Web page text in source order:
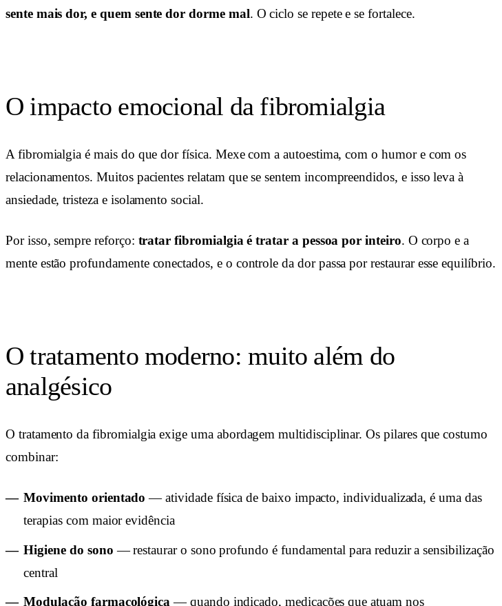
sente mais dor, e quem sente dor dorme mal. O ciclo se repete e se fortalece.
O impacto emocional da fibromialgia
A fibromialgia é mais do que dor física. Mexe com a autoestima, com o humor e com os
relacionamentos. Muitos pacientes relatam que se sentem incompreendidos, e isso leva à
ansiedade, tristeza e isolamento social.
Por isso, sempre reforço: tratar fibromialgia é tratar a pessoa por inteiro. O corpo e a
mente estão profundamente conectados, e o controle da dor passa por restaurar esse equilíbrio.
O tratamento moderno: muito além do
analgésico
O tratamento da fibromialgia exige uma abordagem multidisciplinar. Os pilares que costumo
combinar:
Movimento orientado — atividade física de baixo impacto, individualizada, é uma das
terapias com maior evidência
Higiene do sono — restaurar o sono profundo é fundamental para reduzir a sensibilização
central
Modulação farmacológica — quando indicado, medicações que atuam nos